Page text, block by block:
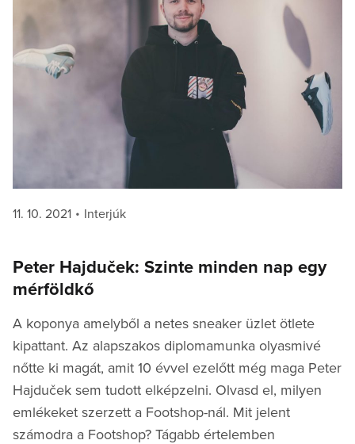
Posted
11. 10. 2021 Categories
Interjúk
Peter Hajduček: Szinte minden nap egy
mérföldkő
A koponya amelyből a netes sneaker üzlet ötlete
kipattant. Az alapszakos diplomamunka olyasmivé
nőtte ki magát, amit 10 évvel ezelőtt még maga Peter
Hajduček sem tudott elképzelni. Olvasd el, milyen
emlékeket szerzett a Footshop-nál. Mit jelent
számodra a Footshop? Tágabb értelemben